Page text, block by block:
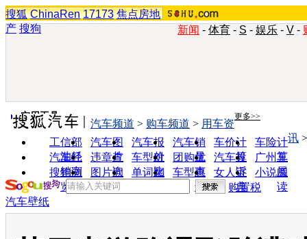
搜狐 ChinaRen 17173 焦点房地
产 搜狗 新闻 - 体育 - S - 娱乐 - V -
实用工具 更多>>
工信部
油耗
汽车图
片
汽车报
价
汽车销
量
车价计
算
车险计
算
汽车经
销商
违章查
询
车型对
比
团购优
惠
汽车投
诉
广州车
展
搜狗浏
览器
图片欣
赏
单词翻
车型查
询
女人宝
典
小说阅
读
汽车频道 > 购车频道 > 用车资
讯
购置税
汽车壁纸